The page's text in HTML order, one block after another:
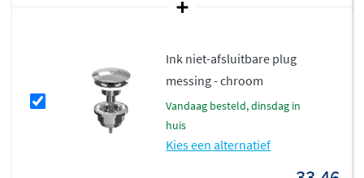
Kwaliteit en duurzaamheid
Alle Proline Loft badmeubels zijn vervaardigd uit
hoogwaardig MDF en voorzien van een duurzame
Ink niet-afsluitbare plug
messing - chroom
vandaag besteld, dinsdag in
huis
Kies een alternatief